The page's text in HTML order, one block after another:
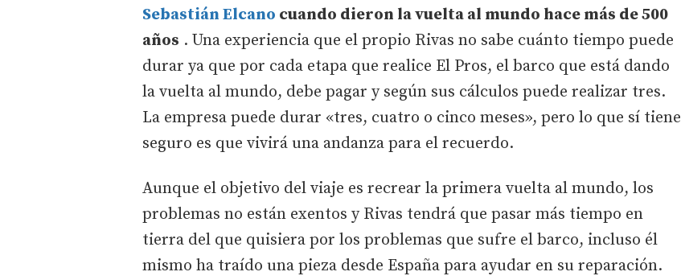
Sebastián Elcano cuando dieron la vuelta al mundo hace más de 500
años . Una experiencia que el propio Rivas no sabe cuánto tiempo puede
durar ya que por cada etapa que realice El Pros, el barco que está dando
la vuelta al mundo, debe pagar y según sus cálculos puede realizar tres.
La empresa puede durar «tres, cuatro o cinco meses», pero lo que sí tiene
seguro es que vivirá una andanza para el recuerdo.
Aunque el objetivo del viaje es recrear la primera vuelta al mundo, los
problemas no están exentos y Rivas tendrá que pasar más tiempo en
tierra del que quisiera por los problemas que sufre el barco, incluso él
mismo ha traído una pieza desde España para ayudar en su reparación.